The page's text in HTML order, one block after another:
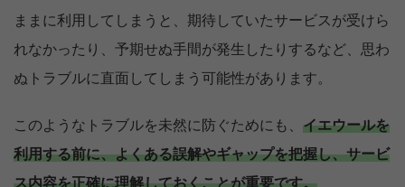
ままに利用してしまうと、期待していたサービスが受けら
れなかったり、予期せぬ手間が発生したりするなど、思わ
ぬトラブルに直面してしまう可能性があります。
このようなトラブルを未然に防ぐためにも、 イエウールを
利用する前に、よくある誤解やギャップを把握し、サービ
ス内容を正確に理解しておくことが重要です。